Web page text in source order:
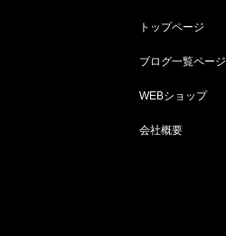
トップページ
ブログ一覧ページ
WEBショップ
会社概要